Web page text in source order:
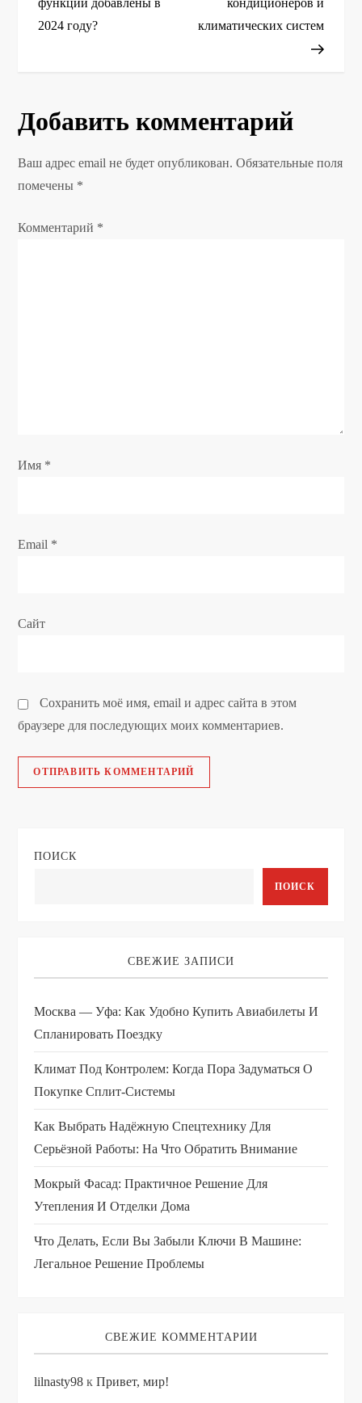
в
а
ц
и
я
функции добавлены в
2024 году?
кондиционеров и
климатических систем
Добавить комментарий
Ваш адрес email не будет опубликован. Обязательные поля
помечены *
Комментарий *
Имя *
Email *
Сайт
Сохранить моё имя, email и адрес сайта в этом
браузере для последующих моих комментариев.
ПОИСК
ПОИСК
СВЕЖИЕ ЗАПИСИ
Москва — Уфа: Как Удобно Купить Авиабилеты И
Спланировать Поездку
Климат Под Контролем: Когда Пора Задуматься О
Покупке Сплит-Системы
Как Выбрать Надёжную Спецтехнику Для
Серьёзной Работы: На Что Обратить Внимание
Мокрый Фасад: Практичное Решение Для
Утепления И Отделки Дома
Что Делать, Если Вы Забыли Ключи В Машине:
Легальное Решение Проблемы
СВЕЖИЕ КОММЕНТАРИИ
lilnasty98 кПривет, мир!